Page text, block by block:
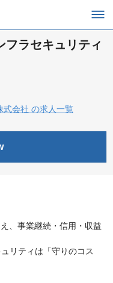
フラセキュリティ
式会社 の求人一覧
、事業継続・信用・収益
リティは「守りのコス